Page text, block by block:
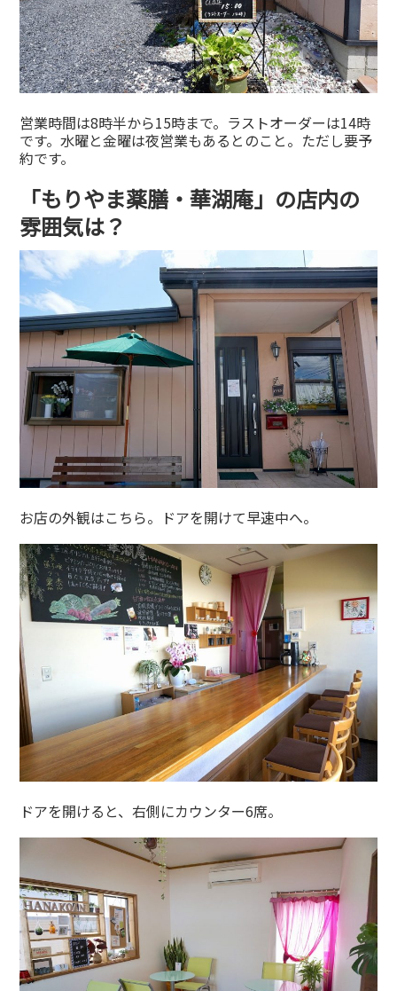
営業時間は8時半から15時まで。ラストオーダーは14時
です。水曜と金曜は夜営業もあるとのこと。ただし要予
約です。
「もりやま薬膳・華湖庵」の店内の
雰囲気は？
お店の外観はこちら。ドアを開けて早速中へ。
ドアを開けると、右側にカウンター6席。